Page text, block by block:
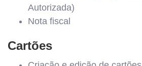
Autorizada)
Nota fiscal
Cartões